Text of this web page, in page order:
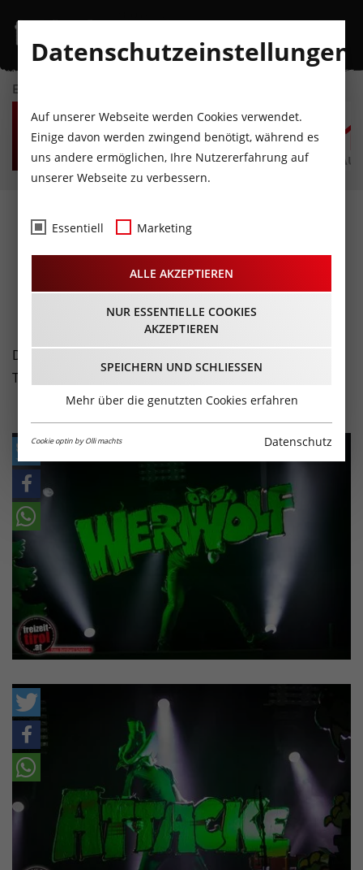
EVENTKALENDER
FR
7
AUGUST
SA
8
AUGUST
SO
9
AUGUST
MO
10
AUGUST
DI
11
AUGUST
Fotos- E.A.V.
live@Rathaussaal Telfs
13.11.2015
Die Erste Allgemeine Verunsicherung auf "Werwolf-
Tour" in Telfs! Hier die Bilder vom Konzert!
Datenschutzeinstellungen
Auf unserer Webseite werden Cookies verwendet.
Einige davon werden zwingend benötigt, während es
uns andere ermöglichen, Ihre Nutzererfahrung auf
unserer Webseite zu verbessern.
Essentiell Marketing
ALLE AKZEPTIEREN
NUR ESSENTIELLE COOKIES
AKZEPTIEREN
SPEICHERN UND SCHLIESSEN
Mehr über die genutzten Cookies erfahren
Cookie optin by Olli machts Datenschutz